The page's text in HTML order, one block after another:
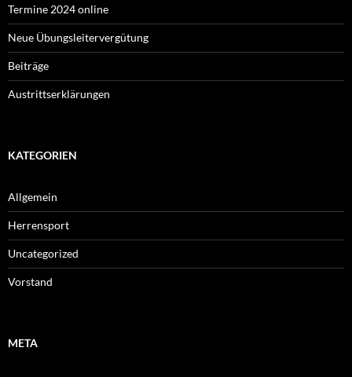
Termine 2024 online
Neue Übungsleitervergütung
Beiträge
Austrittserklärungen
KATEGORIEN
Allgemein
Herrensport
Uncategorized
Vorstand
META